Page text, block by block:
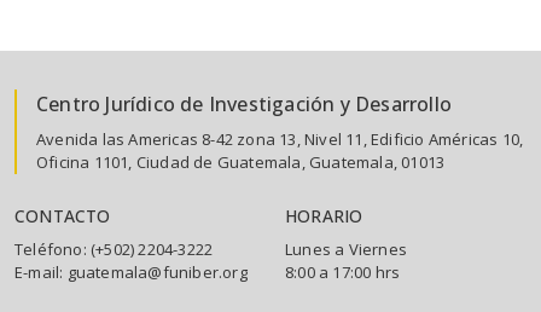
Centro Jurídico de Investigación y Desarrollo
Avenida las Americas 8-42 zona 13, Nivel 11, Edificio Américas 10,
Oficina 1101, Ciudad de Guatemala, Guatemala, 01013
CONTACTO
Teléfono: (+502) 2204-3222
E-mail: guatemala@funiber.org
HORARIO
Lunes a Viernes
8:00 a 17:00 hrs